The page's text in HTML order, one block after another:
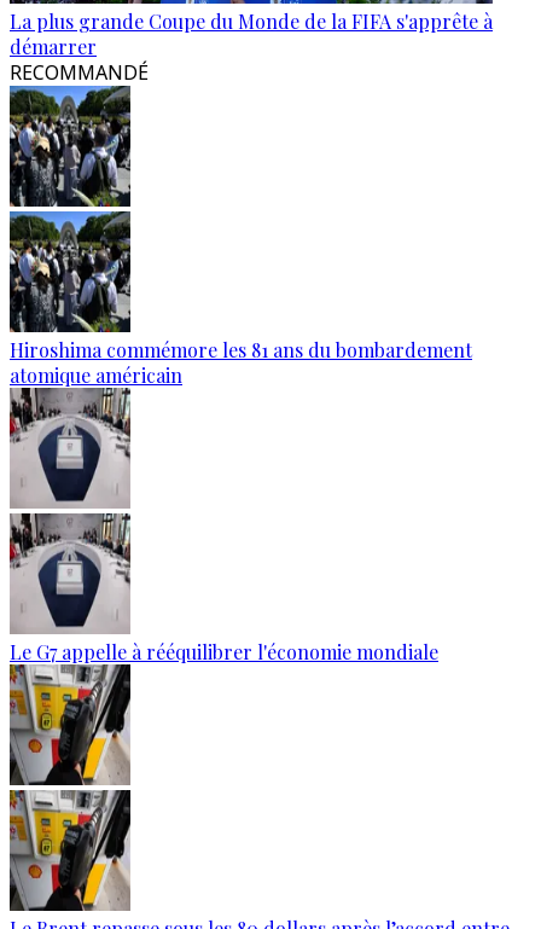
La plus grande Coupe du Monde de la FIFA s'apprête à
démarrer
RECOMMANDÉ
Hiroshima commémore les 81 ans du bombardement
atomique américain
Le G7 appelle à rééquilibrer l'économie mondiale